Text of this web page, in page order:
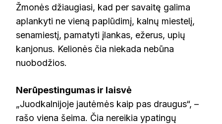
Žmonės džiaugiasi, kad per savaitę galima
aplankyti ne vieną paplūdimį, kalnų miestelį,
senamiestį, pamatyti įlankas, ežerus, upių
kanjonus. Kelionės čia niekada nebūna
nuobodžios.
Nerūpestingumas ir laisvė
„Juodkalnijoje jautėmės kaip pas draugus“, –
rašo viena šeima. Čia nereikia ypatingų